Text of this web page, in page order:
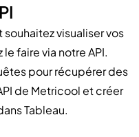
souhaitez visualiser vos
faire via notre API.
pour récupérer des
de Metricool et créer
Tableau.